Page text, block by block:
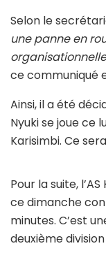
Selon le
une panne en
ce communiqué
Ainsi, il a été
Nyuki se joue ce
Karisimbi. Ce
Pour la suite,
ce dimanche
minutes. C’est
deuxième